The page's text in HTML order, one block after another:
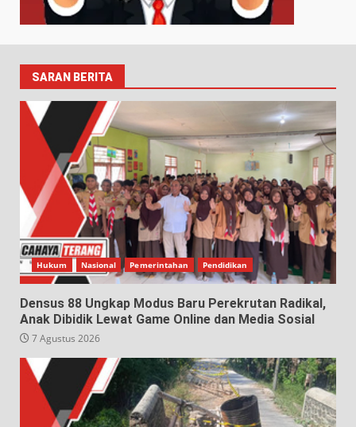
SARAN BERITA
Hukum Nasional Pemerintahan Pendidikan
Densus 88 Ungkap Modus Baru Perekrutan Radikal,
Anak Dibidik Lewat Game Online dan Media Sosial
7 Agustus 2026